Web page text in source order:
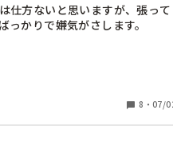
仕方ないと思いますが、張って
かりで嫌気がさします。
たり前、できてないことに対す
ん。
ればお願いします。
8 ・ 07/